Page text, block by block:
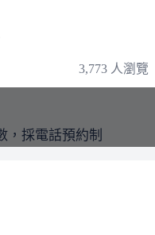
3,773 人瀏覽
，採電話預約制